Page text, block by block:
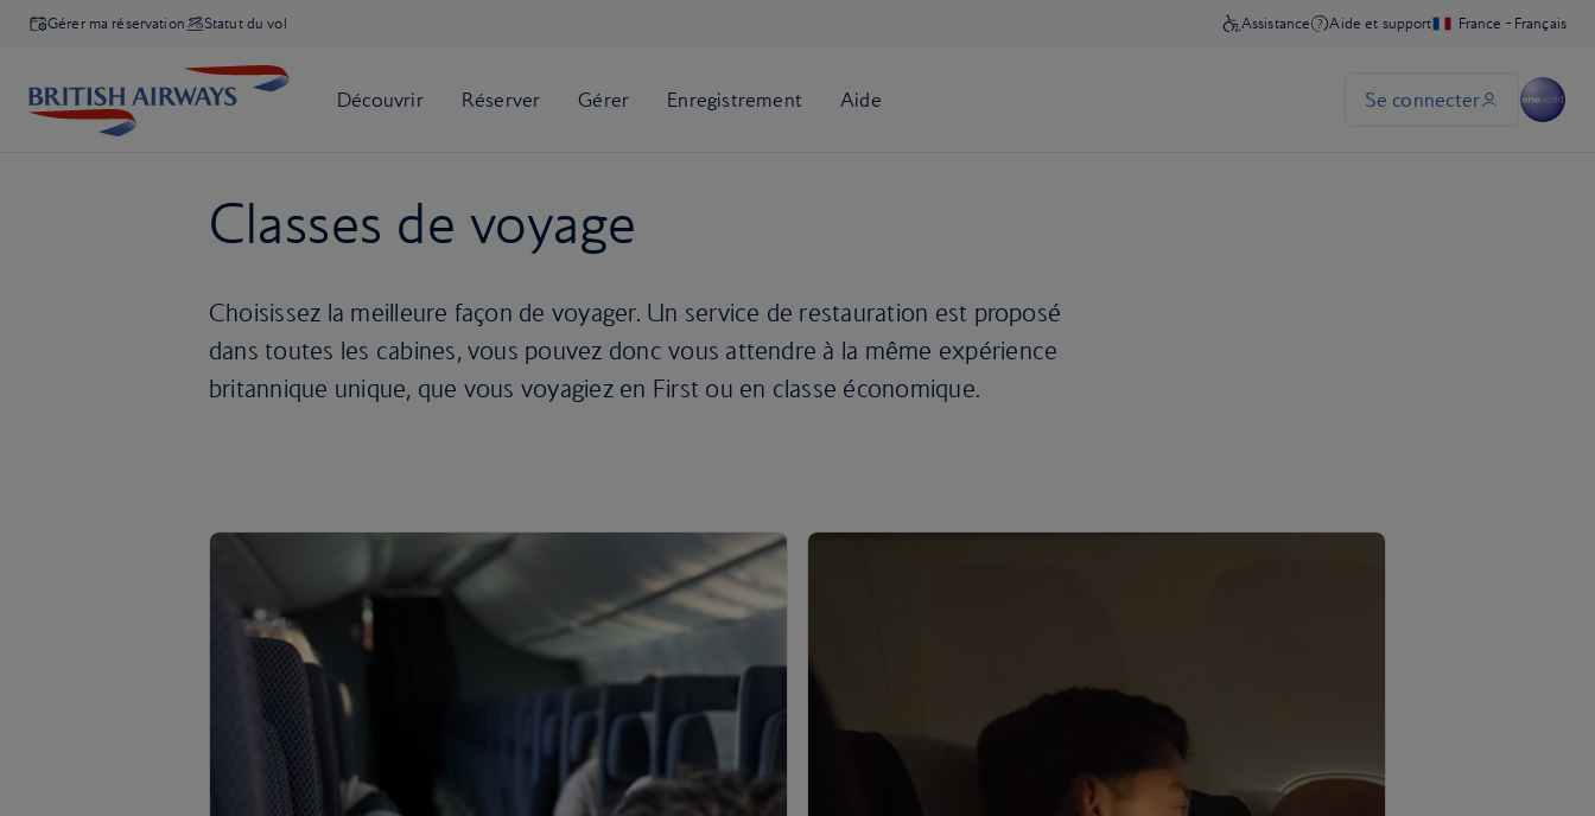
Gérer ma réservation Statut du vol
Classes de voyage
Choisissez la meilleure façon de voyager. Un service de restauration est proposé
dans toutes les cabines, vous pouvez donc vous attendre à la même expérience
britannique unique, que vous voyagiez en First ou en classe économique.